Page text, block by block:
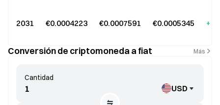
2031 €0.0004223 €0.0007591 €0.0005345
Conversión de criptomoneda a fiat Más
Cantidad
USD